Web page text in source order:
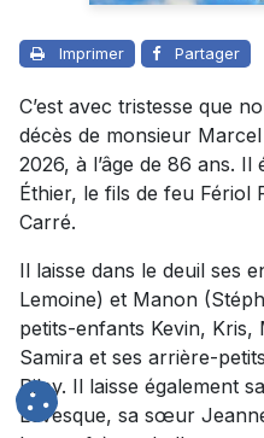
Imprimer Partager
C’est avec tristesse que
décès de monsieur
2026, à l’âge de 86 ans. Il
Éthier, le fils de feu Fériol
Carré.
Il laisse dans le deuil ses
Lemoine) et Manon
petits-enfants Kevin,
Samira et ses arrière-
Riley. Il laisse également
Lévesque, sa sœur